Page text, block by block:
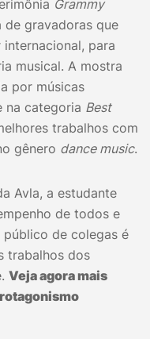
Grammy
de gravadoras que
para
musical. A mostra
por músicas
na categoria Best
trabalhos com
gênero dance music.
Avla, a estudante
de todos e
de colegas é
trabalhos dos
Veja agora mais